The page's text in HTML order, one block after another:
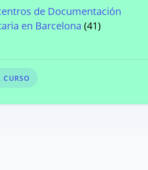
de Documentación
en Barcelona (41)
CURSO